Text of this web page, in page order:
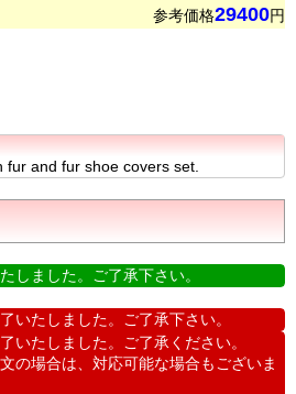
参考価格29400円
fur and fur shoe covers set.
しました。ご了承下さい。
いたしました。ご了承下さい。
いたしました。ご了承ください。
の場合は、対応可能な場合もございま